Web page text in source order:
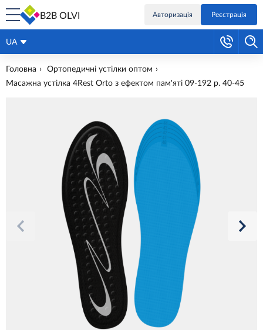
B2B OLVI Авторизація Реєстрація
UA
Головна
Ортопедичні устілки оптом
Масажна устілка 4Rest Orto з ефектом пам'яті 09-192 р. 40-45